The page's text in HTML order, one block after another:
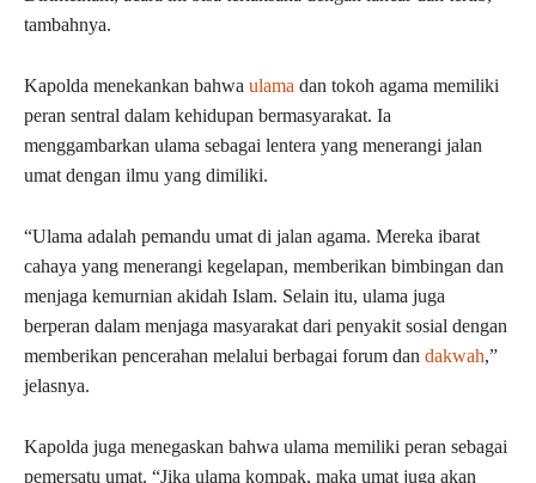
tambahnya.
Kapolda menekankan bahwa ulama dan tokoh agama memiliki
peran sentral dalam kehidupan bermasyarakat. Ia
menggambarkan ulama sebagai lentera yang menerangi jalan
umat dengan ilmu yang dimiliki.
“Ulama adalah pemandu umat di jalan agama. Mereka ibarat
cahaya yang menerangi kegelapan, memberikan bimbingan dan
menjaga kemurnian akidah Islam. Selain itu, ulama juga
berperan dalam menjaga masyarakat dari penyakit sosial dengan
memberikan pencerahan melalui berbagai forum dan dakwah,”
jelasnya.
Kapolda juga menegaskan bahwa ulama memiliki peran sebagai
pemersatu umat. “Jika ulama kompak, maka umat juga akan